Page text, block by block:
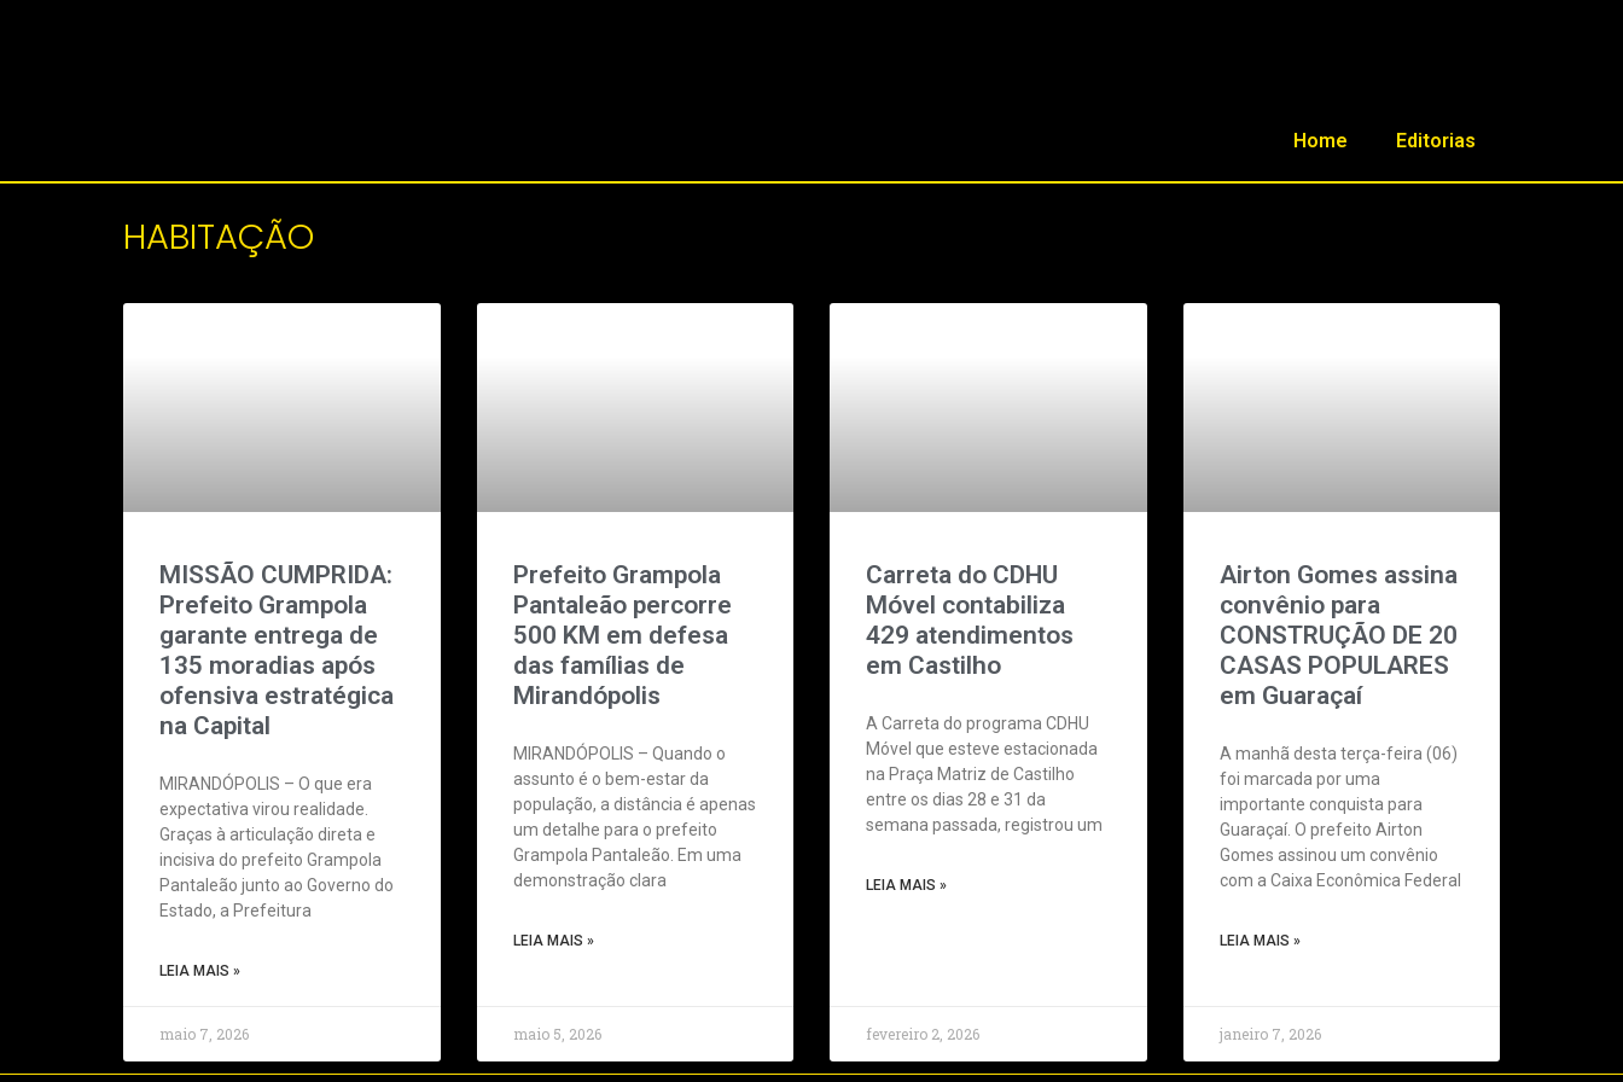
Home Editorias
HABITAÇÃO
MISSÃO CUMPRIDA:
Prefeito Grampola
garante entrega de
135 moradias após
ofensiva estratégica
na Capital
MIRANDÓPOLIS – O que era
expectativa virou realidade.
Graças à articulação direta e
incisiva do prefeito Grampola
Pantaleão junto ao Governo do
Estado, a Prefeitura
LEIA MAIS »
maio 7, 2026
Prefeito Grampola
Pantaleão percorre
500 KM em defesa
das famílias de
Mirandópolis
MIRANDÓPOLIS – Quando o
assunto é o bem-estar da
população, a distância é apenas
um detalhe para o prefeito
Grampola Pantaleão. Em uma
demonstração clara
LEIA MAIS »
maio 5, 2026
Carreta do CDHU
Móvel contabiliza
429 atendimentos
em Castilho
A Carreta do programa CDHU
Móvel que esteve estacionada
na Praça Matriz de Castilho
entre os dias 28 e 31 da
semana passada, registrou um
LEIA MAIS »
fevereiro 2, 2026
Airton Gomes assina
convênio para
CONSTRUÇÃO DE 20
CASAS POPULARES
em Guaraçaí
A manhã desta terça-feira (06)
foi marcada por uma
importante conquista para
Guaraçaí. O prefeito Airton
Gomes assinou um convênio
com a Caixa Econômica Federal
LEIA MAIS »
janeiro 7, 2026